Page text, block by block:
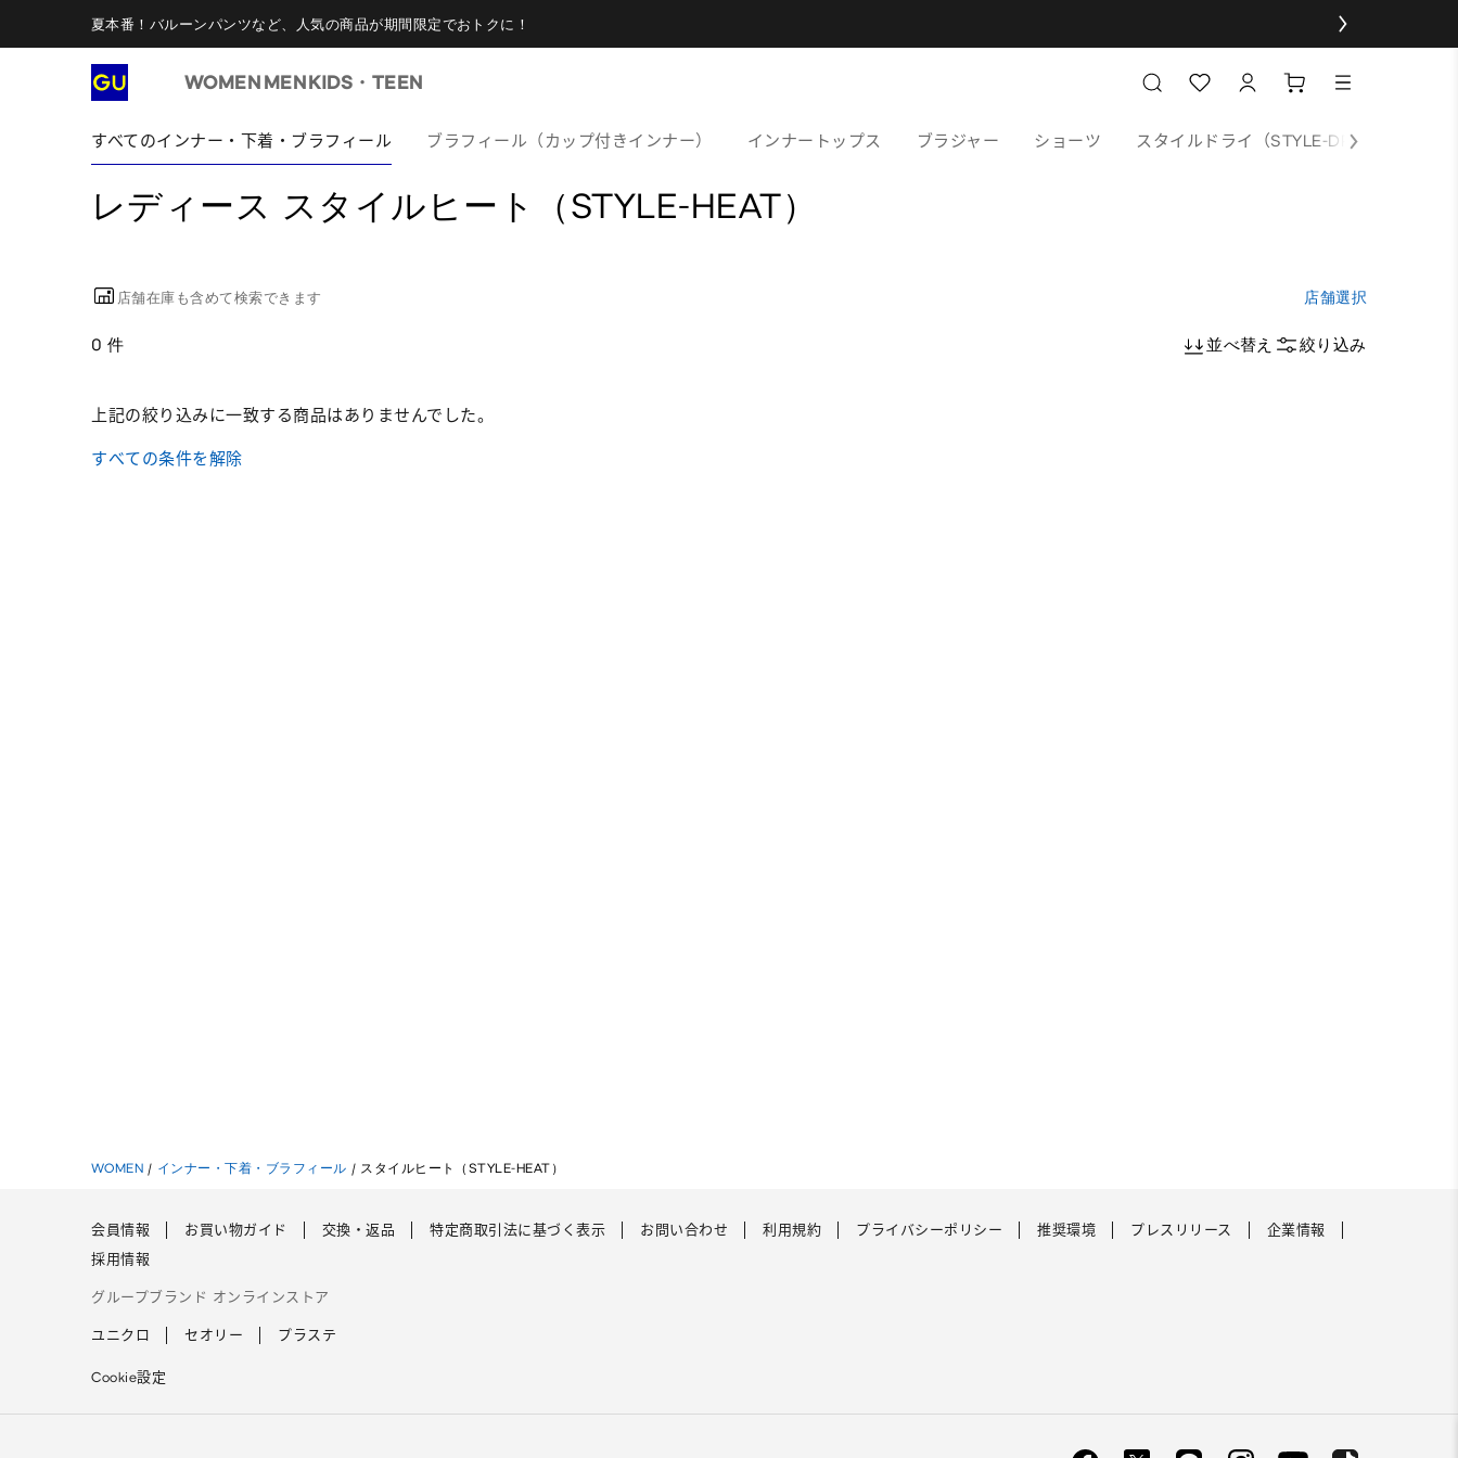
夏本番！バルーンパンツなど、人気の商品が期間限定でおトクに！
WOMEN MENKIDS・TEEN
すべてのインナー・下着・ブラフィール ブラフィール（カップ付きインナー） インナートップス ブラジャー ショーツ スタイルドライ（STYLE-DRY）
レディース スタイルヒート（STYLE-HEAT）
店舗在庫も含めて検索できます 店舗選択
0 件 並べ替え 絞り込み
上記の絞り込みに一致する商品はありませんでした。
すべての条件を解除
WOMEN / インナー・下着・ブラフィール / スタイルヒート（STYLE-HEAT）
会員情報 お買い物ガイド 交換・返品 特定商取引法に基づく表示 お問い合わせ 利用規約 プライバシーポリシー 推奨環境 プレスリリース
企業情報
採用情報
グループブランド オンラインストア
ユニクロ セオリー プラステ
Cookie設定